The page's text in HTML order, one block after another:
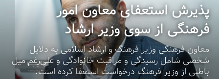
پذیرش استعفای معاون امور
فرهنگی از سوی وزیر ارشاد
معاون فرهنگی وزیر فرهنگ و ارشاد اسلامی به دلایل
شخصی شامل رسیدگی و مراقبت خانوادگی و علی‌رغم میل
باطنی از وزیر فرهنگ درخواست استعفا کرده است.